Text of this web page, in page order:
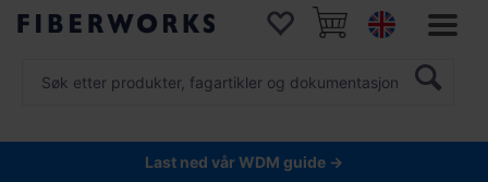
Last ned vår WDM guide →